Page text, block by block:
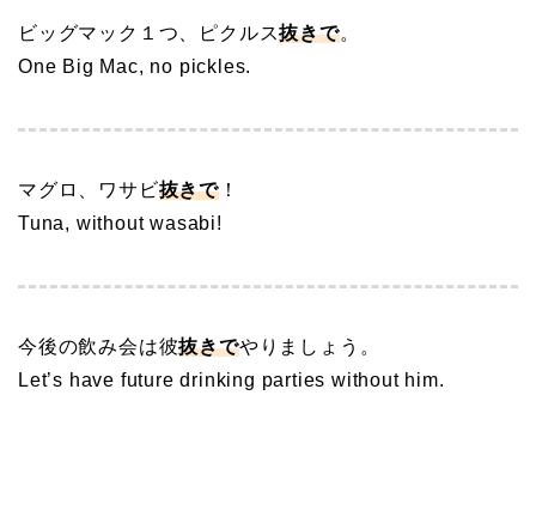
ビッグマック１つ、ピクルス抜きで。
One Big Mac, no pickles.
マグロ、ワサビ抜きで ！
Tuna, without wasabi!
今後の飲み会は彼抜きでやりましょう。
Let’s have future drinking parties without him.